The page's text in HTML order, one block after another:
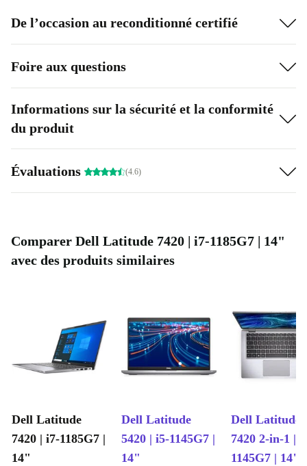
De l’occasion au reconditionné certifié
Foire aux questions
Informations sur la sécurité et la conformité
du produit
Évaluations (4.6)
Comparer Dell Latitude 7420 | i7-1185G7 | 14"
avec des produits similaires
Dell Latitude
7420 | i7-1185G7 |
14"
Dell Latitude
5420 | i5-1145G7 |
14"
Dell Latitude
7420 2-in-1 |
1145G7 | 14"